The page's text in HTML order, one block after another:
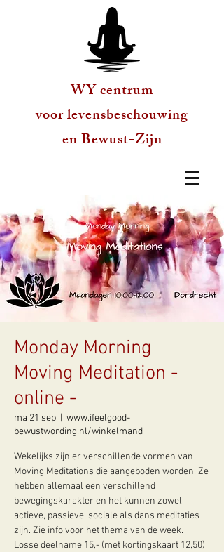
WY centrum
voor levensbeschouwing
en Bewust-Zijn
Monday Morning
Moving Meditation -
online -
ma 21 sep
www.ifeelgood-
bewustwording.nl/winkelmand
Wekelijks zijn er verschillende vormen van
Moving Meditations die aangeboden worden. Ze
hebben allemaal een verschillend
bewegingskarakter en het kunnen zowel
actieve, passieve, sociale als dans meditaties
zijn. Zie info voor het thema van de week.
Losse deelname 15,- (met kortingskaart 12,50)